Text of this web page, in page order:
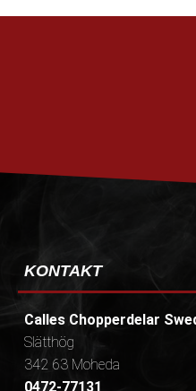
KONTAKT
Calles Chopperdelar
Slätthög
342 63 Moheda
0472-77131